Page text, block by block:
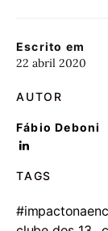
Escrito em
22 abril 2020
AUTOR
Fábio Deboni
TAGS